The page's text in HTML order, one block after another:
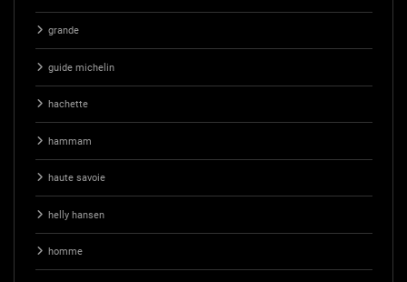
grande
guide michelin
hachette
hammam
haute savoie
helly hansen
homme